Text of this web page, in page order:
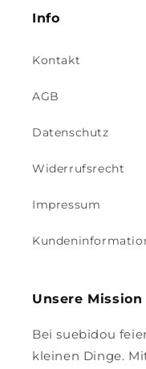
Info
Kontakt
AGB
Datenschutz
Widerrufsrecht
Impressum
Unsere Mission
Bei suebidou
kleinen Dinge.